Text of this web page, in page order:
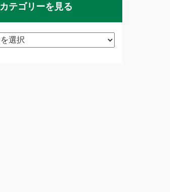
カテゴリーを見る